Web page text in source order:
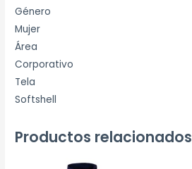
Género
Mujer
Área
Corporativo
Tela
Softshell
Productos relacionados